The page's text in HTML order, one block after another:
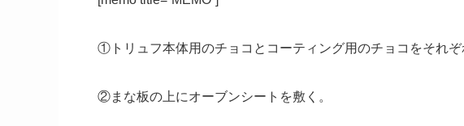
①トリュフ本体用のチョコとコーティング用のチョコをそれぞ
②まな板の上にオーブンシートを敷く。